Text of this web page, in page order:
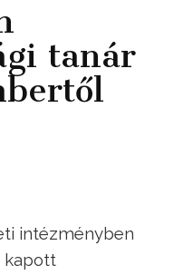
tanár
intézményben
kapott